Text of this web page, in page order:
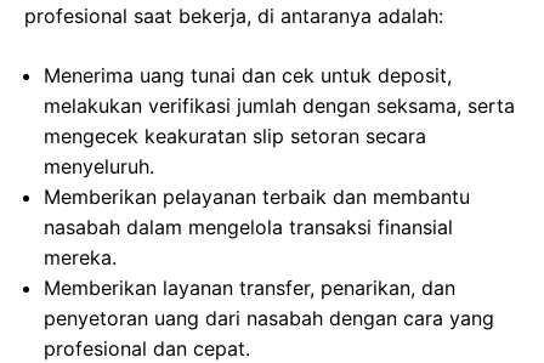
profesional saat bekerja, di antaranya adalah:
Menerima uang tunai dan cek untuk deposit,
melakukan verifikasi jumlah dengan seksama, serta
mengecek keakuratan slip setoran secara
menyeluruh.
Memberikan pelayanan terbaik dan membantu
nasabah dalam mengelola transaksi finansial
mereka.
Memberikan layanan transfer, penarikan, dan
penyetoran uang dari nasabah dengan cara yang
profesional dan cepat.